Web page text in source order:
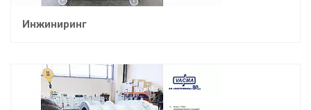
Инжиниринг